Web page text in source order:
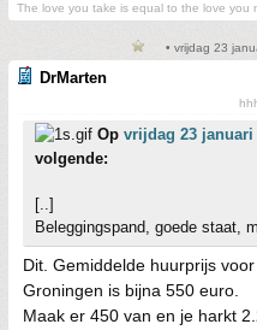
The love you take is equal to the love you
• vrijdag 23
DrMarten
Op vrijdag 23 januari
volgende:
[..]
Beleggingspand, goede staat,
Dit. Gemiddelde huurprijs
Groningen is bijna 550 euro.
Maak er 450 van en je harkt